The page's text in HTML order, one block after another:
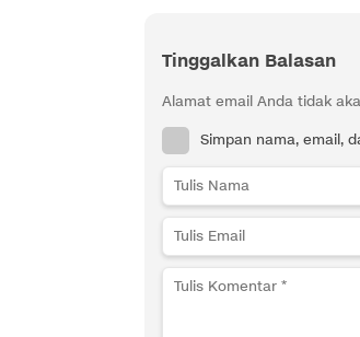
Tinggalkan Balasan
Alamat email Anda tidak
Simpan nama, email,